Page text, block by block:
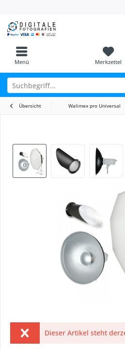
Menü Merkzettel
Übersicht Walimex pro Universal
Dieser Artikel steht